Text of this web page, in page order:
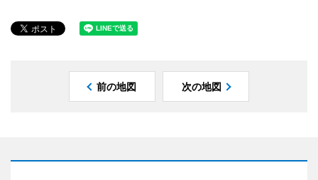
前の地図 次の地図